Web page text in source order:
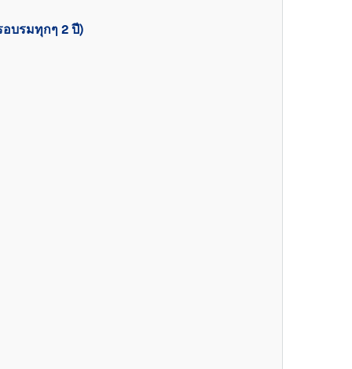
บรมทุกๆ 2 ปี)